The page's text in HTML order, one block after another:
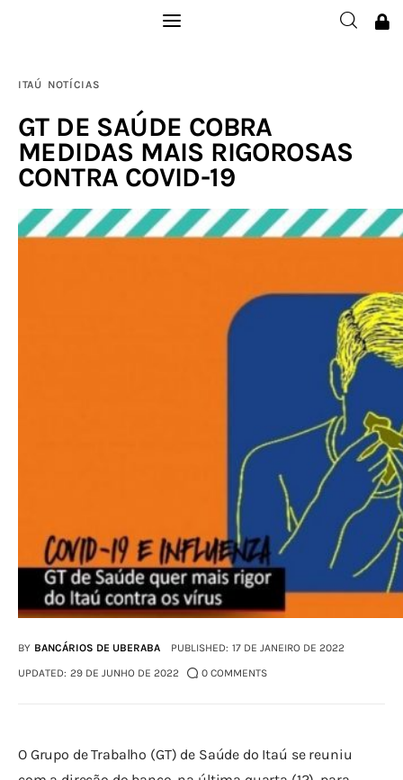
Filie-se
Publicações
Galerias
ITAÚ NOTÍCIAS
GT DE SAÚDE COBRA
MEDIDAS MAIS RIGOROSAS
CONTRA COVID-19
BY BANCÁRIOS DE UBERABA PUBLISHED: 17 DE JANEIRO DE 2022
UPDATED: 29 DE JUNHO DE 2022 0 COMMENTS
O Grupo de Trabalho (GT) de Saúde do Itaú se reuniu